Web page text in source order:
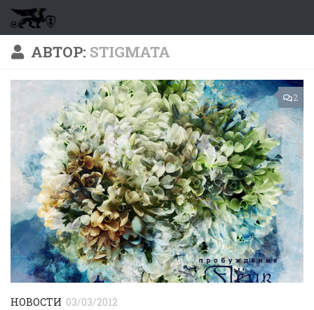
Перейти к содержимому
АВТОР: STIGMATA
2
НОВОСТИ 03/03/2012